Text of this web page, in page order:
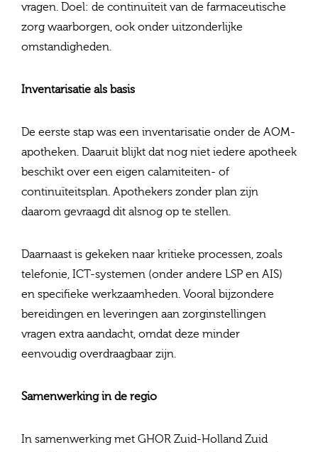
vragen. Doel: de continuïteit van de farmaceutische
zorg waarborgen, ook onder uitzonderlijke
omstandigheden.
Inventarisatie als basis
De eerste stap was een inventarisatie onder de AOM-
apotheken. Daaruit blijkt dat nog niet iedere apotheek
beschikt over een eigen calamiteiten- of
continuïteitsplan. Apothekers zonder plan zijn
daarom gevraagd dit alsnog op te stellen.
Daarnaast is gekeken naar kritieke processen, zoals
telefonie, ICT-systemen (onder andere LSP en AIS)
en specifieke werkzaamheden. Vooral bijzondere
bereidingen en leveringen aan zorginstellingen
vragen extra aandacht, omdat deze minder
eenvoudig overdraagbaar zijn.
Samenwerking in de regio
In samenwerking met GHOR Zuid-Holland Zuid